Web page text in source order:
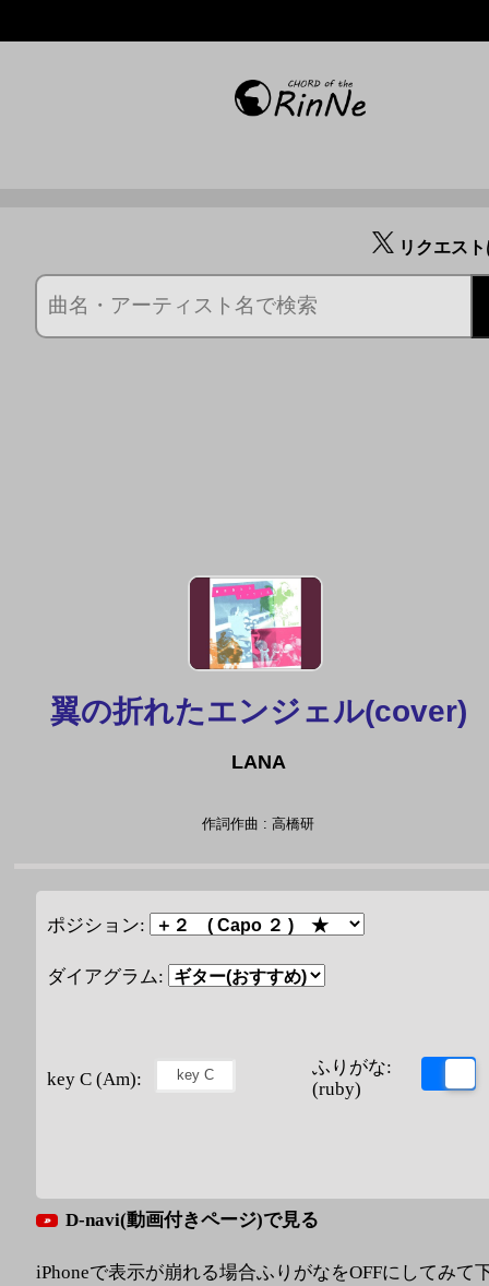
リクエス
翼の折れたエンジェル(cover)
LANA
作詞作曲 : 高橋研
ポジション:
ダイアグラム:
key C (Am):
ふりがな:
(ruby)
D-navi(動画付きページ)で見る
iPhoneで表示が崩れる場合ふりがなをOFFにしてみて